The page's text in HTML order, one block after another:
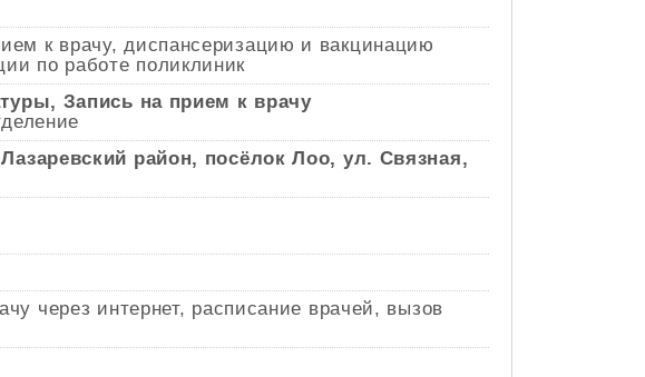
к врачу, диспансеризацию и вакцинацию
по работе поликлиник
Запись на прием к врачу
район, посёлок Лоо, ул. Связная,
через интернет, расписание врачей, вызов